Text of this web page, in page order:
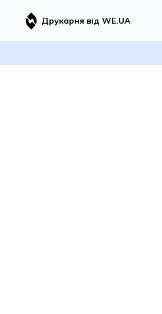
Друкарня від WE.UA